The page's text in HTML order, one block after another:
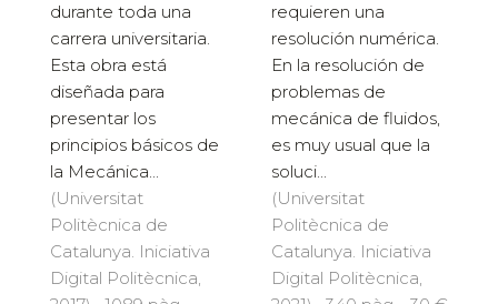
durante toda una
carrera universitaria.
Esta obra está
diseñada para
presentar los
principios básicos de
la Mecánica...
(Universitat
Politècnica de
Catalunya. Iniciativa
Digital Politècnica,
requieren una
resolución numérica.
En la resolución de
problemas de
mecánica de fluidos,
es muy usual que la
soluci...
(Universitat
Politècnica de
Catalunya. Iniciativa
Digital Politècnica,